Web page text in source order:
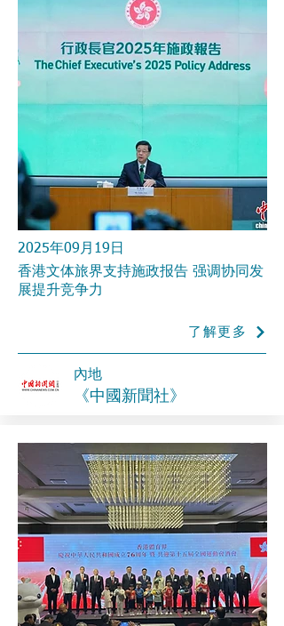
2025年09月19日
香港文体旅界支持施政报告 强调协同发
展提升竞争力
了解更多
內地
《中國新聞社》